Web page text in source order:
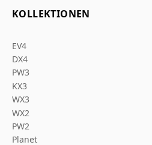
KOLLEKTIONEN
EV4
DX4
PW3
KX3
WX3
WX2
PW2
Planet